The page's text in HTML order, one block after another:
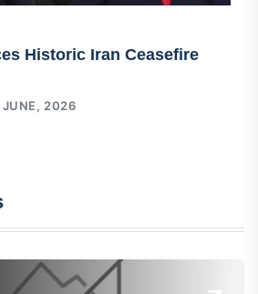
Historic Iran Ceasefire
JUNE, 2026